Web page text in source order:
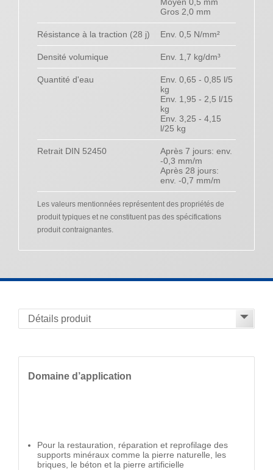
Gros 2,0 mm
Résistance à la traction (28 j) Env. 0,5 N/mm²
Densité volumique Env. 1,7 kg/dm³
Quantité d'eau
Env. 0,65 - 0,85 l/5
kg
Env. 1,95 - 2,5 l/15
kg
Env. 3,25 - 4,15
l/25 kg
Retrait DIN 52450
Après 7 jours: env.
-0,3 mm/m
Après 28 jours:
env. -0,7 mm/m
Les valeurs mentionnées représentent des propriétés de
produit typiques et ne constituent pas des spécifications
produit contraignantes.
Domaine d’application
Pour la restauration, réparation et reprofilage des
supports minéraux comme la pierre naturelle, les
briques, le béton et la pierre artificielle